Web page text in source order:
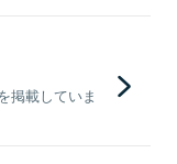
掲載していま